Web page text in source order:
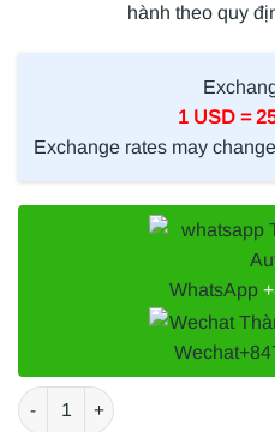
hành theo quy
1 USD =
Exchange rates may
WhatsApp
Wechat
LỌC GIÓ MÁY LẠNH BYD F0